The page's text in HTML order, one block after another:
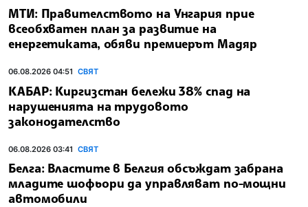
МТИ: Правителството на Унгария прие
всеобхватен план за развитие на
енергетиката, обяви премиерът Мадяр
06.08.2026 04:51 СВЯТ
КАБАР: Киргизстан бележи 38% спад на
нарушенията на трудовото
законодателство
06.08.2026 03:41 СВЯТ
Белга: Властите в Белгия обсъждат забрана
младите шофьори да управляват по-мощни
автомобили